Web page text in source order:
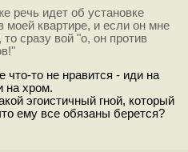
речь идет об установке
моей квартире, и если он мне
то сразу вой "о, он против
что-то не нравится - иди на
на хром.
эгоистичный гной, который
ему все обязаны берется?